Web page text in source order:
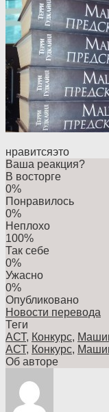
нравитсяэто
Ваша реакция?
В восторге
0%
Понравилось
0%
Неплохо
100%
Так себе
0%
Ужасно
0%
Опубликовано
Новости перевода
Теги
АСТ, Конкурс,
АСТ, Конкурс,
Об авторе